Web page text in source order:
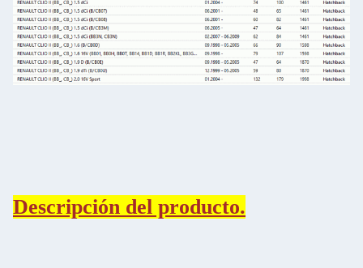
Descripción del producto.